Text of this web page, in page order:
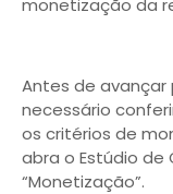
monetização da
Antes de
necessário
os critérios de
abra o Estúdio de
“Monetização”.